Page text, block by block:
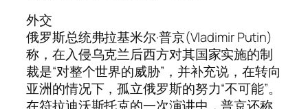
外交
俄罗斯总统弗拉基米尔·普京(Vladimir Putin)
称，在入侵乌克兰后西方对其国家实施的制
裁是“对整个世界的威胁”，并补充说，在转向
亚洲的情况下，孤立俄罗斯的努力“不可能”。